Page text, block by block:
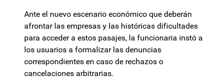
Ante el nuevo escenario económico que deberán
afrontar las empresas y las históricas dificultades
para acceder a estos pasajes, la funcionaria instó a
los usuarios a formalizar las denuncias
correspondientes en caso de rechazos o
cancelaciones arbitrarias.